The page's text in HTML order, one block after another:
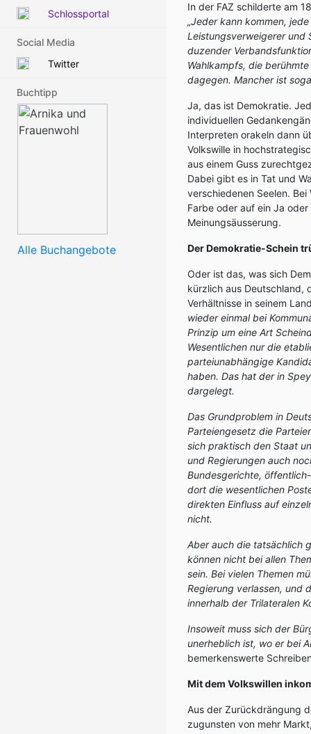
Schlossportal
Social Media
Twitter
Buchtipp
Alle Buchangebote
In der FAZ schilderte am
„Jeder kann kommen,
Leistungsverweigerer und
duzender
Wahlkampfs, die
dagegen. Mancher ist
Ja, das ist Demokratie.
individuellen
Interpreten orakeln dann
Volkswille in
aus einem Guss
Dabei gibt es in Tat und
verschiedenen Seelen.
Farbe oder auf ein Ja
Meinungsäusserung.
Der Demokratie-Schein
Oder ist das, was sich
kürzlich aus Deutschland,
Verhältnisse in seinem
wieder einmal bei
Prinzip um eine Art
Wesentlichen nur die
parteiunabhängige
haben. Das hat der in
dargelegt.
Das Grundproblem in
Parteiengesetz die
sich praktisch den Staat
und Regierungen auch
Bundesgerichte,
dort die wesentlichen
direkten Einfluss auf
nicht.
Aber auch die tatsächlich
können nicht bei allen
sein. Bei vielen Themen
Regierung verlassen, und
innerhalb der Trilateralen
Insoweit muss sich der
unerheblich ist, wo er bei
bemerkenswerte
Mit dem Volkswillen
Aus der Zurückdrängung
zugunsten von mehr